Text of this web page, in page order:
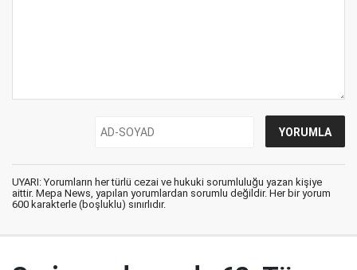
UYARI: Yorumların her türlü cezai ve hukuki sorumluluğu yazan kişiye
aittir. Mepa News, yapılan yorumlardan sorumlu değildir. Her bir yorum
600 karakterle (boşluklu) sınırlıdır.